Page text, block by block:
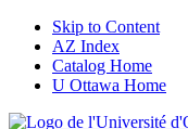
Skip to Content
AZ Index
Catalog Home
U Ottawa Home